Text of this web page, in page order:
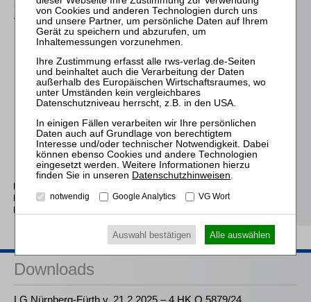
2020–2026
2026
2025
2024
2023
2022
2021
Heft 6 (S. 357–432)
Heft 4 (S. 229–300)
Heft 3 (S. 149–228)
Heft 2 (S. 73–148)
Heft 1 (S. 1–72)
2020
2000–2009
Downloads
LG Nürnberg-Fürth v. 21.2.2025 – 4 HK O 5879/24
Datenschutzhinweisen
notwendig Google Analytics VG Wort
Auswahl bestätigen Alle auswählen